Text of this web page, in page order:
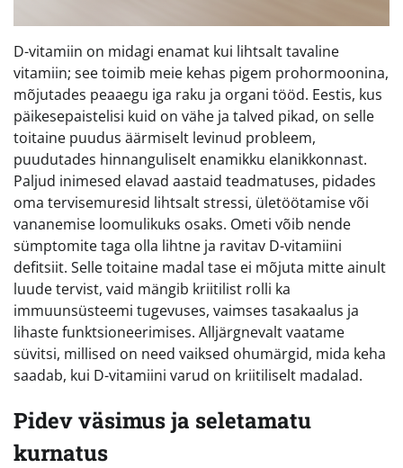
D-vitamiin on midagi enamat kui lihtsalt tavaline
vitamiin; see toimib meie kehas pigem prohormoonina,
mõjutades peaaegu iga raku ja organi tööd. Eestis, kus
päikesepaistelisi kuid on vähe ja talved pikad, on selle
toitaine puudus äärmiselt levinud probleem,
puudutades hinnanguliselt enamikku elanikkonnast.
Paljud inimesed elavad aastaid teadmatuses, pidades
oma tervisemuresid lihtsalt stressi, ületöötamise või
vananemise loomulikuks osaks. Ometi võib nende
sümptomite taga olla lihtne ja ravitav D-vitamiini
defitsiit. Selle toitaine madal tase ei mõjuta mitte ainult
luude tervist, vaid mängib kriitilist rolli ka
immuunsüsteemi tugevuses, vaimses tasakaalus ja
lihaste funktsioneerimises. Alljärgnevalt vaatame
süvitsi, millised on need vaiksed ohumärgid, mida keha
saadab, kui D-vitamiini varud on kriitiliselt madalad.
Pidev väsimus ja seletamatu
kurnatus